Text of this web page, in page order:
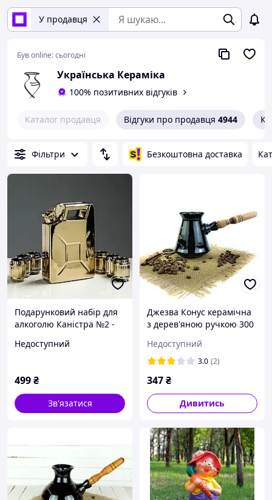
У продавця
Був online:сьогодні
Українська Кераміка
100% позитивних відгуків
Каталог продавця Відгуки про продавця 4944
Фільтри Безкоштовна доставка
Подарунковий набір для
алкоголю Каністра №2 -
Недоступний
499₴
Зв'язатися
Джезва Конус керамічна
з дерев'яною ручкою 300
Недоступний
3.0 (2)
347₴
Дивитись